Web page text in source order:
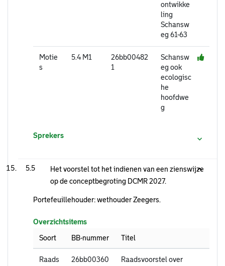
ontwikke
ling
Schansw
eg 61-63
Motie
s
5.4 M1
26bb00482
1
Schansw
eg ook
ecologisc
he
hoofdwe
g
Sprekers
5.5
Het voorstel tot het indienen van een zienswijze
op de conceptbegroting DCMR 2027.
Portefeuillehouder: wethouder Zeegers.
Overzichtsitems
Soort
BB-nummer Titel
Raads 26bb00360 Raadsvoorstel over